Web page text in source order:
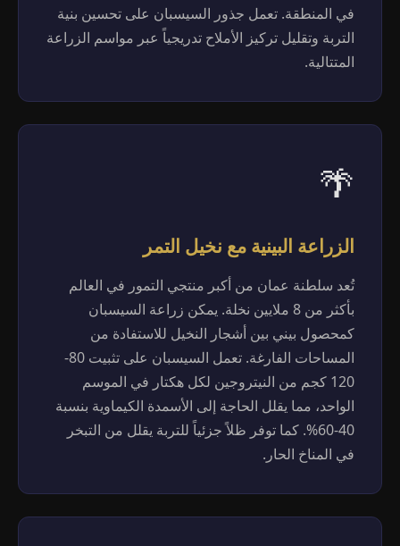
في المنطقة. تعمل جذور السيسبان على تحسين بنية
التربة وتقليل تركيز الأملاح تدريجياً عبر مواسم الزراعة
المتتالية.
🌴
الزراعة البينية مع نخيل التمر
تُعد سلطنة عمان من أكبر منتجي التمور في العالم
بأكثر من 8 ملايين نخلة. يمكن زراعة السيسبان
كمحصول بيني بين أشجار النخيل للاستفادة من
المساحات الفارغة. تعمل السيسبان على تثبيت 80-
120 كجم من النيتروجين لكل هكتار في الموسم
الواحد، مما يقلل الحاجة إلى الأسمدة الكيماوية بنسبة
40-60%. كما توفر ظلاً جزئياً للتربة يقلل من التبخر
في المناخ الحار.